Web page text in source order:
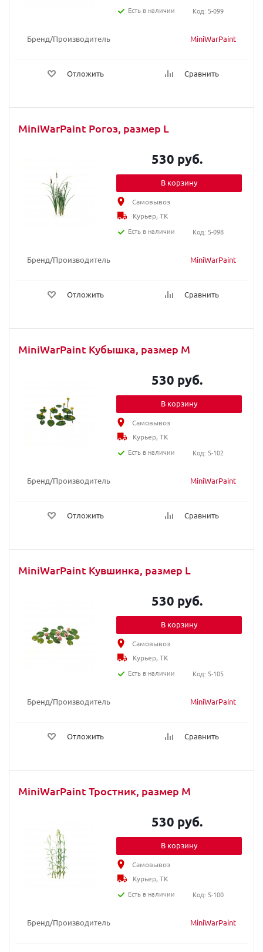
Бренд/Производитель MiniWarPaint
Отложить Сравнить
Есть в наличии
Код: S-099
MiniWarPaint Рогоз, размер L
Бренд/Производитель MiniWarPaint
Отложить Сравнить
530 руб.
В корзину
Самовывоз
Курьер, ТК
Есть в наличии
Код: S-098
MiniWarPaint Кубышка, размер М
Бренд/Производитель MiniWarPaint
Отложить Сравнить
530 руб.
В корзину
Самовывоз
Курьер, ТК
Есть в наличии
Код: S-102
MiniWarPaint Кувшинка, размер L
Бренд/Производитель MiniWarPaint
Отложить Сравнить
530 руб.
В корзину
Самовывоз
Курьер, ТК
Есть в наличии
Код: S-105
MiniWarPaint Тростник, размер M
Бренд/Производитель MiniWarPaint
530 руб.
В корзину
Самовывоз
Курьер, ТК
Есть в наличии
Код: S-100